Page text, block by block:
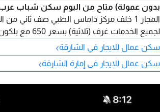
بدون عمولة) متاح من اليوم سكن شباب
المجاز 1 خلف مركز داماس الطبي صف ثاني
لجميع الخدمات غرف
600 مع بلكون
- نظافة)
سكن عمال للايجار في الشارقة›
سكن عمال للايجار في إمارة الشارقة›